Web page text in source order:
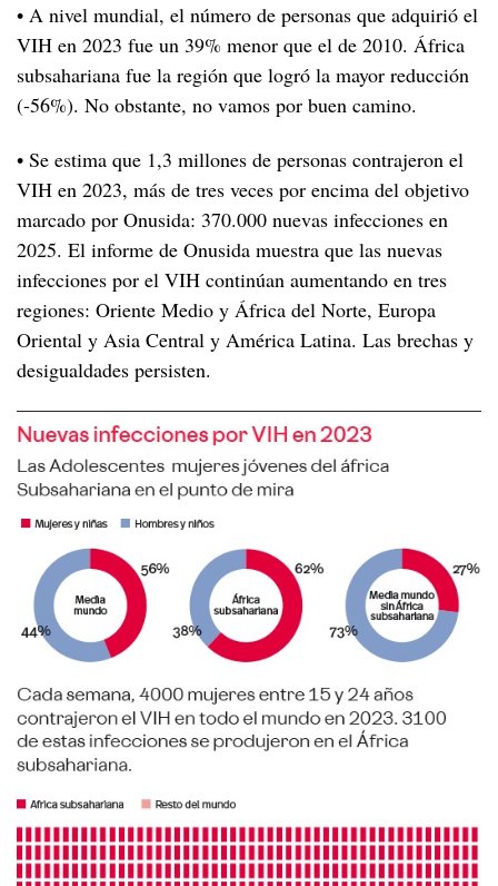
Menopausia y VIH
A los 40
A los 50
• A nivel mundial, el número de personas que adquirió el
VIH en 2023 fue un 39% menor que el de 2010. África
subsahariana fue la región que logró la mayor reducción
(-56%). No obstante, no vamos por buen camino.
• Se estima que 1,3 millones de personas contrajeron el
VIH en 2023, más de tres veces por encima del objetivo
marcado por Onusida: 370.000 nuevas infecciones en
2025. El informe de Onusida muestra que las nuevas
infecciones por el VIH continúan aumentando en tres
regiones: Oriente Medio y África del Norte, Europa
Oriental y Asia Central y América Latina. Las brechas y
desigualdades persisten.